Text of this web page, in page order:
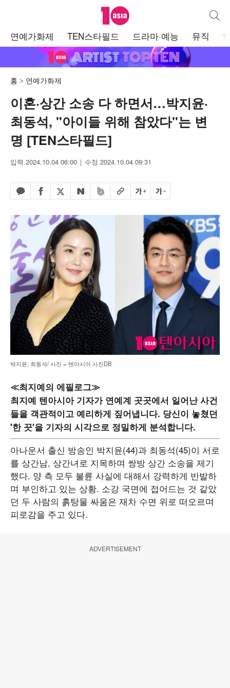
텐아시아 통합
연예가화제 TEN스타필드 드라마·예능 뮤직
홈 연예가화제
이혼·상간 소송 다 하면서…박지윤·
최동석, "아이들 위해 참았다"는 변
명 [TEN스타필드]
입력 2024.10.04 06:00 수정 2024.10.04 09:31
카카오톡 공유하기
페이스북 공유하기
엑스 공유하기
네이버 공유하기
밴드 공유하기
URL복사글자 크게글자 작게
박지윤, 최동석/ 사진 = 텐아시아 사진DB
≪최지예의 에필로그≫
최지예 텐아시아 기자가 연예계 곳곳에서 일어난 사건
들을 객관적이고 예리하게 짚어냅니다. 당신이 놓쳤던
'한 끗'을 기자의 시각으로 정밀하게 분석합니다.
아나운서 출신 방송인 박지윤(44)과 최동석(45)이 서로
를 상간남, 상간녀로 지목하며 쌍방 상간 소송을 제기
했다. 양 측 모두 불륜 사실에 대해서 강력하게 반발하
며 부인하고 있는 상황. 소강 국면에 접어드는 것 같았
던 두 사람의 흙탕물 싸움은 재차 수면 위로 떠오르며
피로감을 주고 있다.
ADVERTISEMENT